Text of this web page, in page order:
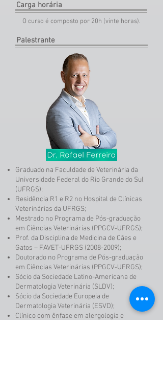
Carga horária
O curso é composto por 20h (vinte horas).
Palestrante
Graduado na Faculdade de Veterinária da
Universidade Federal do Rio Grande do Sul
(UFRGS);
Residência R1 e R2 no Hospital de Clínicas
Veterinárias da UFRGS;
Mestrado no Programa de Pós-graduação
em Ciências Veterinárias (PPGCV-UFRGS);
Prof. da Disciplina de Medicina de Cães e
Gatos – FAVET-UFRGS (2008-2009);
Doutorado no Programa de Pós-graduação
em Ciências Veterinárias (PPGCV-UFRGS);
Sócio da Sociedade Latino-Americana de
Dermatologia Veterinária (SLDV);
Sócio da Sociedade Europeia de
Dermatologia Veterinária (ESVD);
Clínico com ênfase em alergologia e